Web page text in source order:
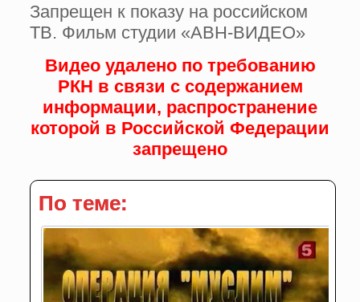
Запрещен к показу на российском
ТВ. Фильм студии «АВН-ВИДЕО»
Видео удалено по требованию
РКН в связи с содержанием
информации, распространение
которой в Российской Федерации
запрещено
По теме: